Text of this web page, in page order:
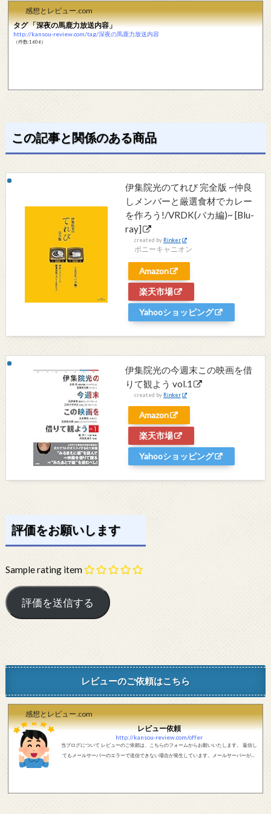
感想とレビュー.com
タグ 「深夜の馬鹿力放送内容」
http://kansou-review.com/tag/深夜の馬鹿力放送内容
（件数:1606）
この記事と関係のある商品
伊集院光のてれび 完全版 ~仲良
しメンバーと厳選食材でカレー
を作ろう!/VRDK(バカ編)~ [Blu-
ray]
created by Rinker
ポニーキャニオン
Amazon
楽天市場
Yahooショッピング
伊集院光の今週末この映画を借
りて観よう vol.1
created by Rinker
Amazon
楽天市場
Yahooショッピング
評価をお願いします
Sample rating item
レビューのご依頼はこちら
感想とレビュー.com
レビュー依頼
http://kansou-review.com/offer
当ブログについて レビューのご依頼は、こちらのフォームからお願いいたします。 返信し
てもメールサーバーのエラーで送信できない場合が発生しています。メールサーバーが正